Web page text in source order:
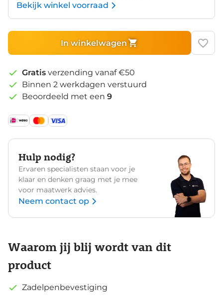
Bekijk winkel voorraad
In winkelwagen
Gratis verzending vanaf €50
Binnen 2 werkdagen verstuurd
Beoordeeld met een 9
Hulp nodig?
Ervaren specialisten staan voor je
klaar en denken graag met je mee
voor maatwerk advies.
Neem contact op
Waarom jij blij wordt van dit
product
Zadelpenbevestiging